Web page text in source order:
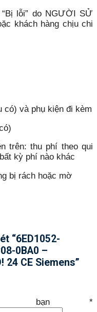
lỗi” do NGƯỜI SỬ
khách hàng chịu chi
có) và phụ kiện đi kèm
trên: thu phí theo qui
kỳ phí nào khác
bị rách hoặc mờ
“6ED1052-
0BA0 –
24 CE Siemens”
bạn *